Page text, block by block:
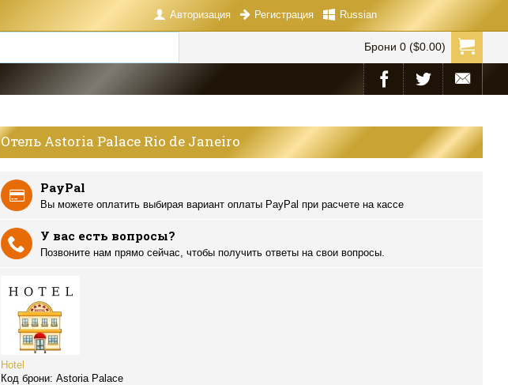
Авторизация Регистрация Russian
Брони 0 ($0.00)
Отель Astoria Palace Rio de Janeiro
PayPal
Вы можете оплатить выбирая вариант оплаты PayPal при расчете на кассе
У вас есть вопросы?
Позвоните нам прямо сейчас, чтобы получить ответы на свои вопросы.
Hotel
Код брони: Astoria Palace